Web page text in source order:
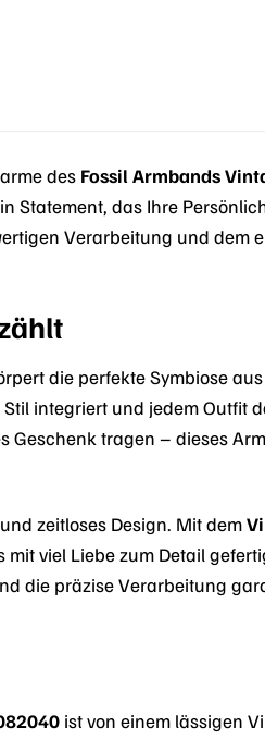
des Fossil Armbands
Statement, das Ihre
Verarbeitung und
die perfekte Symbiose
integriert und jedem Outfit
Geschenk tragen – dieses
zeitloses Design. Mit dem
viel Liebe zum Detail
die präzise Verarbeitung
ist von einem lässigen